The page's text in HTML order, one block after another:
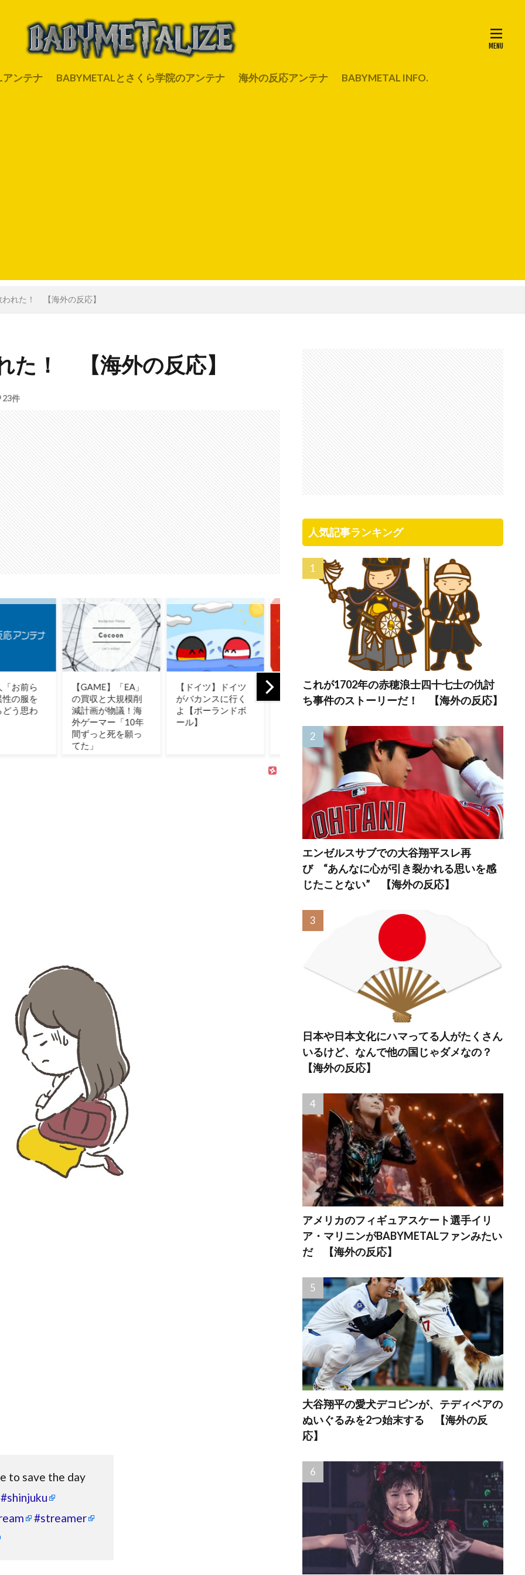
アンテナ BABYMETALとさくら学院のアンテナ 海外の反応アンテナ BABYMETAL INFO.
れた！ 【海外の反応】
た！ 【海外の反応】
23件
】「EA」
と大規模削
が物議！海
【ドイツ】ドイツ
がバカンスに行く
よ【ポーランドボ
ール】
米企業CEOの熊本
地震寄付にユーザ
ー反発！（海外の
反応）
海外「これが文明
か！」日本に比べ
「席を立たずに、
わずらわしいコマ
のテレビリモコン
には引き金が付い
ていた
スイ
LAD
外の
to save the day
#shinjuku
#streamer
人気記事ランキング
これが1702年の赤穂浪士四十七士の仇討
ち事件のストーリーだ！ 【海外の反応】
エンゼルスサブでの大谷翔平スレ再
び “あんなに心が引き裂かれる思いを感
じたことない” 【海外の反応】
日本や日本文化にハマってる人がたくさん
いるけど、なんで他の国じゃダメなの？
【海外の反応】
アメリカのフィギュアスケート選手イリ
ア・マリニンがBABYMETALファンみたい
だ 【海外の反応】
大谷翔平の愛犬デコピンが、テディベアの
ぬいぐるみを2つ始末する 【海外の反
応】